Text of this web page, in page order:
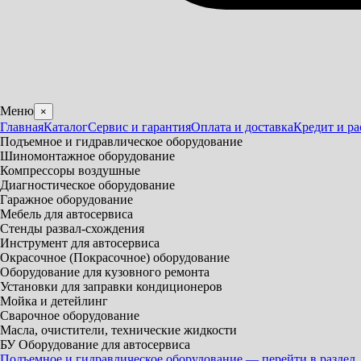
Меню ×
ГлавнаяКаталогСервис и гарантияОплата и доставкаКредит и
Подъемное и гидравлическое оборудование
Шиномонтажное оборудование
Компрессоры воздушные
Диагностическое оборудование
Гаражное оборудование
Мебель для автосервиса
Стенды развал-схождения
Инструмент для автосервиса
Окрасочное (Покрасочное) оборудование
Оборудование для кузовного ремонта
Установки для заправки кондиционеров
Мойка и детейлинг
Сварочное оборудование
Масла, очистители, технические жидкости
БУ Оборудование для автосервиса